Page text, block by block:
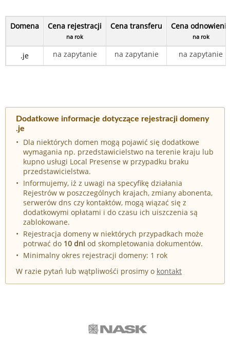
Domena Cena rejestracji
na rok
Cena transferu Cena odnowienia
na rok
.je na zapytanie na zapytanie na zapytanie
Dodatkowe informacje dotyczące rejestracji domeny
.je
Dla niektórych domen mogą pojawić się dodatkowe
wymagania np. przedstawicielstwo na terenie kraju lub
kupno usługi Local Presense w przypadku braku
przedstawicielstwa.
Informujemy, iż z uwagi na specyfikę działania
Rejestrów w poszczególnych krajach, zmiany abonenta,
serwerów dns czy kontaktów, mogą wiązać się z
dodatkowymi opłatami i do czasu ich uiszczenia są
zablokowane.
Rejestracja domeny w niektórych przypadkach może
potrwać do 10 dni od skompletowania dokumentów.
Minimalny okres rejestracji domeny: 1 rok
W razie pytań lub wątpliwośći prosimy o kontakt